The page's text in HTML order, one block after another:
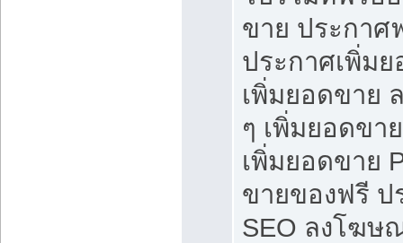
ขาย ประกาศ
ประกาศเพิ่ม
เพิ่มยอดขาย
ๆ เพิ่มยอดขา
เพิ่มยอดขาย
ขายของฟรี ป
SEO ลงโฆษ